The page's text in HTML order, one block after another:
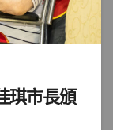
琪市長頒